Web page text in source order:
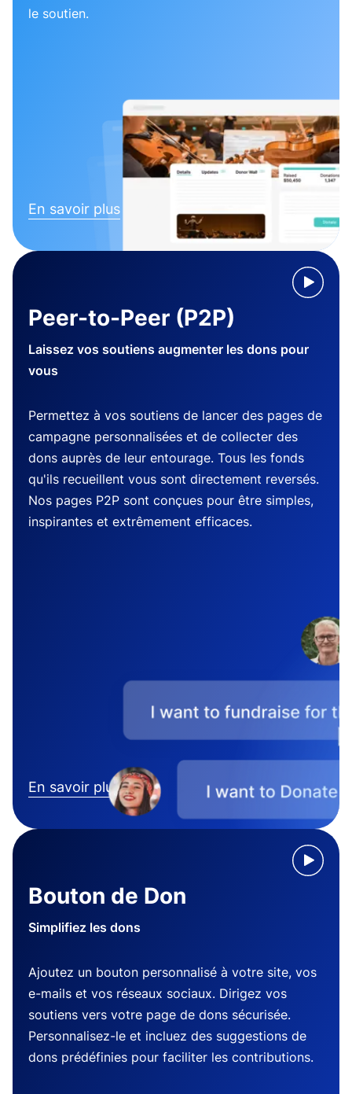
le soutien.
En savoir plus
Peer-to-Peer (P2P)
Laissez vos soutiens augmenter les dons pour
vous
Permettez à vos soutiens de lancer des pages de
campagne personnalisées et de collecter des
dons auprès de leur entourage. Tous les fonds
qu'ils recueillent vous sont directement reversés.
Nos pages P2P sont conçues pour être simples,
inspirantes et extrêmement efficaces.
En savoir plus
Bouton de Don
Simplifiez les dons
Ajoutez un bouton personnalisé à votre site, vos
e-mails et vos réseaux sociaux. Dirigez vos
soutiens vers votre page de dons sécurisée.
Personnalisez-le et incluez des suggestions de
dons prédéfinies pour faciliter les contributions.